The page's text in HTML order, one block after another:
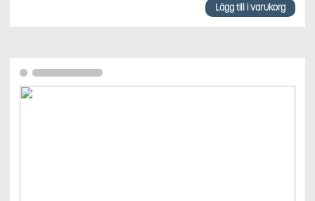
Lägg till i varukorg